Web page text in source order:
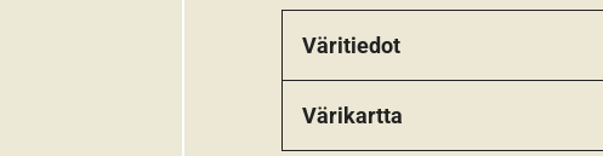
Väritiedot
Värikartta